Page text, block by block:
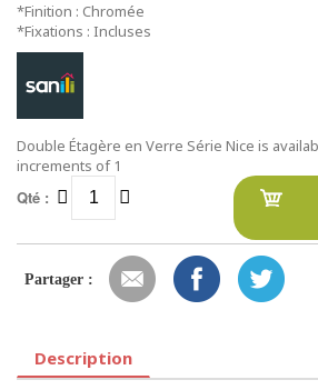
*Finition : Chromée
*Fixations : Incluses
Double Étagère en Verre Série Nice is
increments of 1
Qté :
Partager :
Description